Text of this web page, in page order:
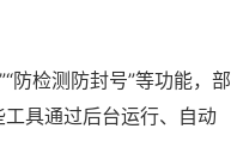
防检测防封号”等功能，部
工具通过后台运行、自动